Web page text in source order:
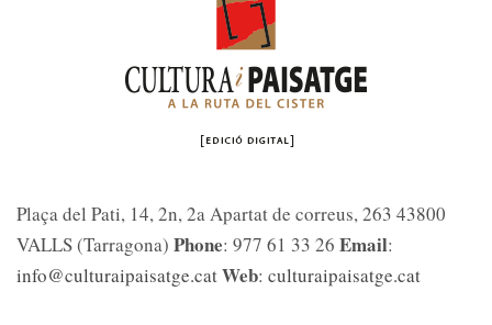
Plaça del Pati, 14, 2n, 2a Apartat de correus, 263 43800
VALLS (Tarragona) Phone: 977 61 33 26 Email:
info@culturaipaisatge.catWeb: culturaipaisatge.cat